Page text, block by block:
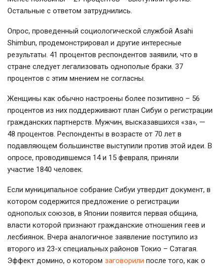
Остальные с ответом затруднились.
Опрос, проведенный социологической службой Asahi
Shimbun, продемонстрировал и другие интересные
результаты. 41 процентов респондентов заявили, что в
стране следует легализовать однополые браки. 37
процентов с этим мнением не согласны.
Женщины как обычно настроены более позитивно – 56
процентов из них поддерживают план Сибуи о регистрации
гражданских партнерств. Мужчин, высказавшихся «за», —
48 процентов. Респонденты в возрасте от 70 лет в
подавляющем большинстве выступили против этой идеи. В
опросе, проводившемся 14 и 15 февраля, приняли
участие 1840 человек.
Если муниципальное собрание Сибуи утвердит документ, в
котором содержится предложение о регистрации
однополых союзов, в Японии появится первая община,
власти которой признают гражданские отношения геев и
лесбиянок. Вчера аналогичное заявление поступило из
второго из 23-х специальных районов Токио – Сэтагая.
Эффект домино, о котором заговорили после того, как о